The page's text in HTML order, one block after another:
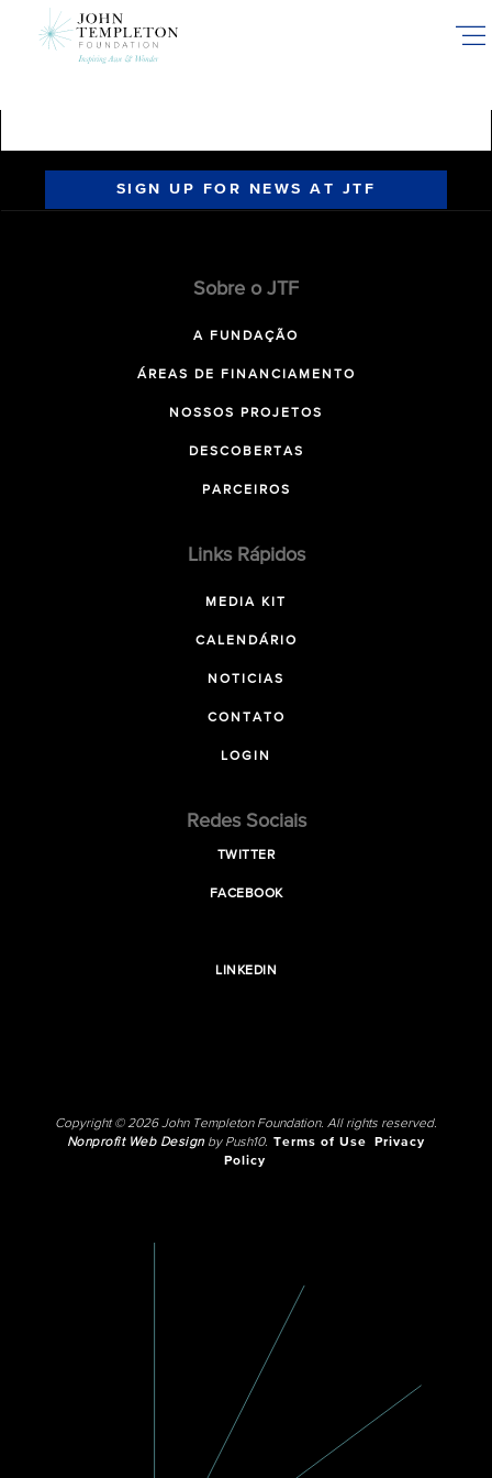
SIGN UP FOR NEWS AT JTF
Sobre o JTF
A FUNDAÇÃO
ÁREAS DE FINANCIAMENTO
NOSSOS PROJETOS
DESCOBERTAS
PARCEIROS
Links Rápidos
MEDIA KIT
CALENDÁRIO
NOTICIAS
CONTATO
LOGIN
Redes Sociais
TWITTER
FACEBOOK
LINKEDIN
Copyright © 2026 John Templeton Foundation. All rights reserved.
Nonprofit Web Designby Push10. Terms of Use
Privacy
Policy